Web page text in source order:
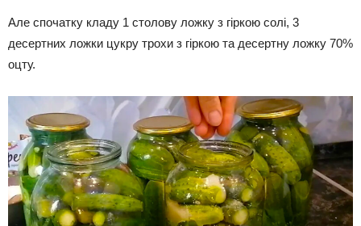
Але спочатку кладу 1 столову ложку з гіркою солі, 3
десертних ложки цукру трохи з гіркою та десертну ложку 70%
оцту.